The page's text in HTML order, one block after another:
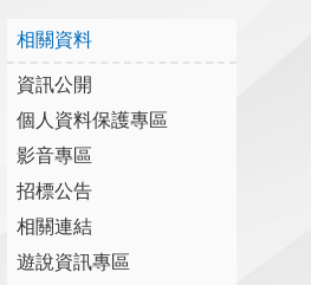
相關資料
資訊公開
個人資料保護專區
影音專區
招標公告
相關連結
遊說資訊專區